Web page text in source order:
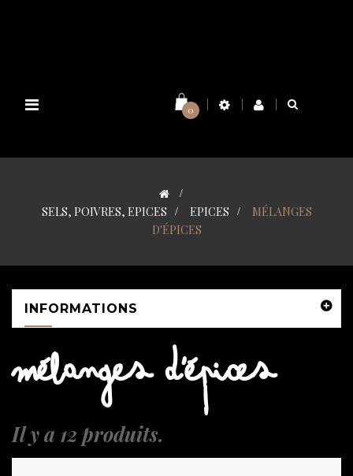
Basculer
navigation
0
>
SELS, POIVRES, EPICES > EPICES >
MÉLANGES
D'ÉPICES
INFORMATIONS
MÉLANGES D'ÉPICES
Il y a 12 produits.